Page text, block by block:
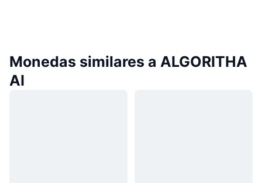
Monedas similares a ALGORITHA
AI